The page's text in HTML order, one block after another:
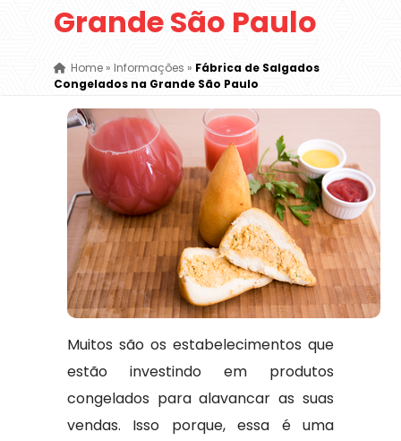
Grande São Paulo
Home» Informações » Fábrica de Salgados
Congelados na Grande São Paulo
Muitos são os estabelecimentos que
estão investindo em produtos
congelados para alavancar as suas
vendas. Isso porque, essa é uma